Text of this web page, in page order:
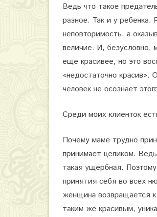
Ведь что такое
разное. Так и у ребенка.
неповторимость, а
величие. И,
еще красивее, но это
«недостаточно
человек не осознает
Среди моих клиенток
Почему маме трудно
принимает целиком.
такая ущербная.
принятия себя во всех
женщина возвращается
таким же красивым,